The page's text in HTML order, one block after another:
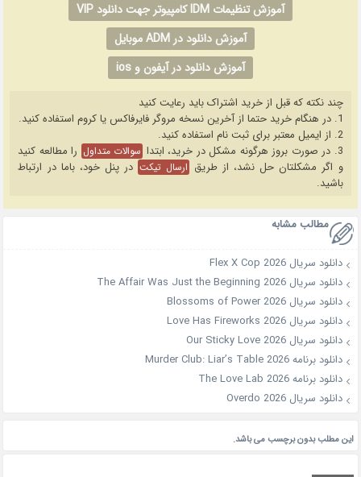
آموزش تنظیمات IDM کامپیوتر جهت دانلود VIP
آموزش دانلود در ADM موبایل
آموزش دانلود در آیفون و ios
چند نکته که قبل از خرید اشتراک باید رعایت کنید
1. در هنگام خرید حتما از آخرین نسخه مروگر فایرفاکس یا کروم استفاده کنید.
2. از ایمیل معتبر برای ثبت نام استفاده کنید.
3. در صورت بروز هرگونه مشکل در خرید، ابتدا
سوالات متداول را مطالعه کنید
و اگر مشکلتان حل نشد، از طریق ارسال تیکت در پنل خود، باما در ارتباط
باشید.
مطالب مشابه
دانلود سریال Flex X Cop 2026
دانلود سریال The Affair Was Just the Beginning 2026
دانلود سریال Blossoms of Power 2026
دانلود سریال Love Has Fireworks 2026
دانلود سریال Our Sticky Love 2026
دانلود برنامه Murder Club: Liar’s Table 2026
دانلود برنامه The Love Lab 2026
دانلود سریال Overdo 2026
این مطلب بدون برچسب می باشد.